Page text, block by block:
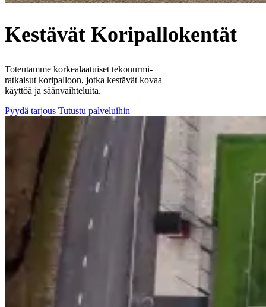
Kestävät Koripallokentät
Toteutamme korkealaatuiset tekonurmi-
ratkaisut koripalloon, jotka kestävät kovaa
käyttöä ja säänvaihteluita.
Pyydä tarjous Tutustu palveluihin